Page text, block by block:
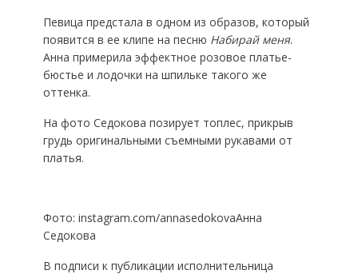
Певица предстала в одном из образов, который
появится в ее клипе на песню Набирай меня.
Анна примерила эффектное розовое платье-
бюстье и лодочки на шпильке такого же
оттенка.
На фото Седокова позирует топлес, прикрыв
грудь оригинальными съемными рукавами от
платья.
Фото: instagram.com/annasedokovaАнна
Седокова
В подписи к публикации исполнительница